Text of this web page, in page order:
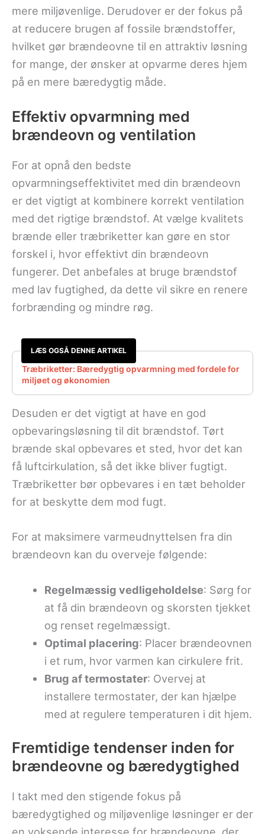
mere miljøvenlige. Derudover er der fokus på
at reducere brugen af fossile brændstoffer,
hvilket gør brændeovne til en attraktiv løsning
for mange, der ønsker at opvarme deres hjem
på en mere bæredygtig måde.
Effektiv opvarmning med
brændeovn og ventilation
For at opnå den bedste
opvarmningseffektivitet med din brændeovn
er det vigtigt at kombinere korrekt ventilation
med det rigtige brændstof. At vælge kvalitets
brænde eller træbriketter kan gøre en stor
forskel i, hvor effektivt din brændeovn
fungerer. Det anbefales at bruge brændstof
med lav fugtighed, da dette vil sikre en renere
forbrænding og mindre røg.
LÆS OGSÅ DENNE ARTIKEL
Træbriketter: Bæredygtig opvarmning med fordele for
miljøet og økonomien
Desuden er det vigtigt at have en god
opbevaringsløsning til dit brændstof. Tørt
brænde skal opbevares et sted, hvor det kan
få luftcirkulation, så det ikke bliver fugtigt.
Træbriketter bør opbevares i en tæt beholder
for at beskytte dem mod fugt.
For at maksimere varmeudnyttelsen fra din
brændeovn kan du overveje følgende:
Regelmæssig vedligeholdelse: Sørg for
at få din brændeovn og skorsten tjekket
og renset regelmæssigt.
Optimal placering: Placer brændeovnen
i et rum, hvor varmen kan cirkulere frit.
Brug af termostater: Overvej at
installere termostater, der kan hjælpe
med at regulere temperaturen i dit hjem.
Fremtidige tendenser inden for
brændeovne og bæredygtighed
I takt med den stigende fokus på
bæredygtighed og miljøvenlige løsninger er der